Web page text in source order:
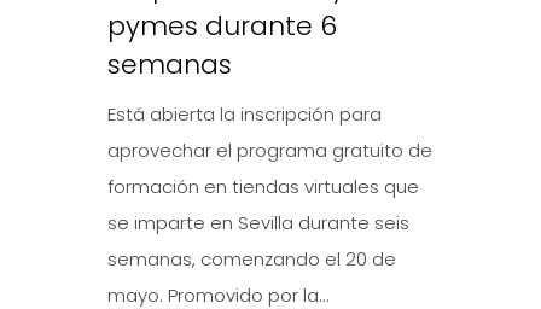
pymes durante 6
semanas
Está abierta la inscripción para
aprovechar el programa gratuito de
formación en tiendas virtuales que
se imparte en Sevilla durante seis
semanas, comenzando el 20 de
mayo. Promovido por la...